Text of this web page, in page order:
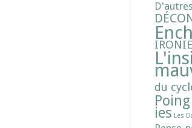
IRONIE
du
ies Les